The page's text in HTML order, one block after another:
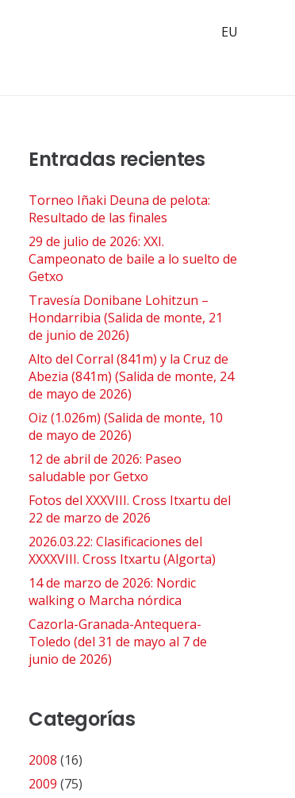
EU
Entradas recientes
Torneo Iñaki Deuna de pelota:
Resultado de las finales
29 de julio de 2026: XXI.
Campeonato de baile a lo suelto de
Getxo
Travesía Donibane Lohitzun –
Hondarribia (Salida de monte, 21
de junio de 2026)
Alto del Corral (841m) y la Cruz de
Abezia (841m) (Salida de monte, 24
de mayo de 2026)
Oiz (1.026m) (Salida de monte, 10
de mayo de 2026)
12 de abril de 2026: Paseo
saludable por Getxo
Fotos del XXXVIII. Cross Itxartu del
22 de marzo de 2026
2026.03.22: Clasificaciones del
XXXXVIII. Cross Itxartu (Algorta)
14 de marzo de 2026: Nordic
walking o Marcha nórdica
Cazorla-Granada-Antequera-
Toledo (del 31 de mayo al 7 de
junio de 2026)
Categorías
2008 (16)
2009 (75)